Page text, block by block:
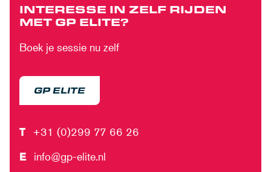
INTERESSE IN ZELF RIJDEN
MET GP ELITE?
Boek je sessie nu zelf
GP ELITE
T +31 (0)299 77 66 26
E info@gp-elite.nl